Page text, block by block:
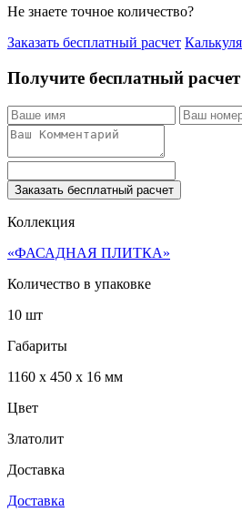
Не знаете точное количество?
Заказать бесплатный расчет
Получите бесплатный расчет
Заказать бесплатный расчет
Коллекция
«ФАСАДНАЯ ПЛИТКА»
Количество в упаковке
10 шт
Габариты
1160 x 450 x 16 мм
Цвет
Златолит
Доставка
Доставка